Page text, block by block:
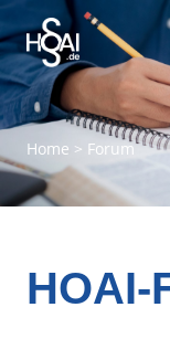
Home > Forum
HOAI-